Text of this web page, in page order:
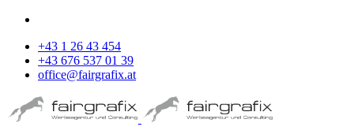
+43 1 26 43 454
+43 676 537 01 39
office@fairgrafix.at